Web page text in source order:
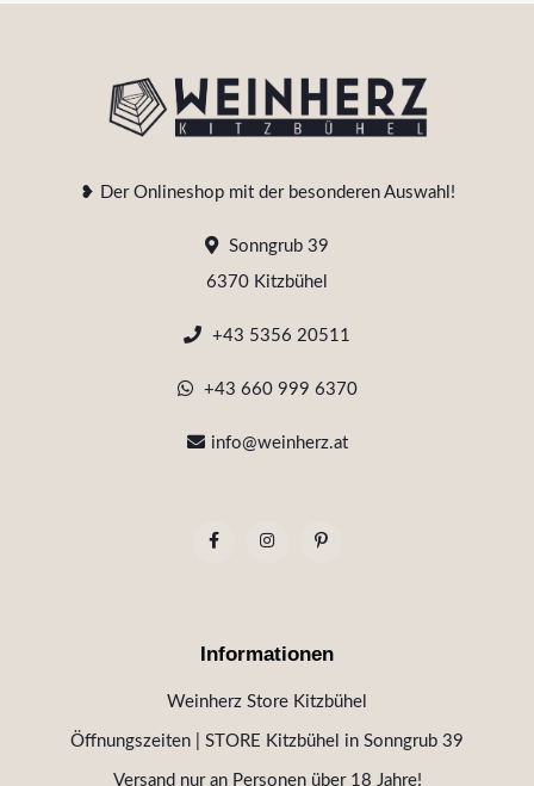
❥ Der Onlineshop mit der besonderen Auswahl!
Sonngrub 39
6370 Kitzbühel
+43 5356 20511
+43 660 999 6370
info@weinherz.at
Informationen
Weinherz Store Kitzbühel
Öffnungszeiten | STORE Kitzbühel in Sonngrub 39
Versand nur an Personen über 18 Jahre!